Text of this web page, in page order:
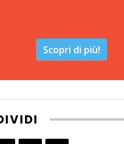
Scopri di più!